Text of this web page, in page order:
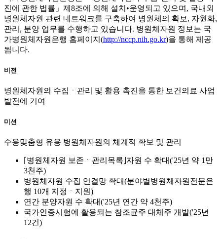
진에 관한 법률」제8조에 의해 설치•운영되고 있으며, 국내외
병원체자원 관련 네트워크를 구축하여 병원체의 확보, 자원화,
관리, 분양 업무를 수행하고 있습니다. 병원체자원 정보는 국
가병원체자원은행 홈페이지(http://nccp.nih.go.kr)을 통해 제공
됩니다.
비전
병원체자원의 수집ㆍ관리 및 활용 촉진을 통한 보건의료 사업
발전에 기여
미션
수용맞춤형 유용 병원체자원의 체계적 확보 및 관리
⌈병원체자원 보존ㆍ관리목록⌋자원 수 확대('25년 약 1만
3천주)
병원체자원 수집 연결망 확대(분야별병원체자원전문은
행 10개 지정ㆍ지원)
연간 분양자원 수 확대('25년 연간 약 4천주)
국가인증시험에 활용되는 참조균주 대체주 개발('25년
12건)